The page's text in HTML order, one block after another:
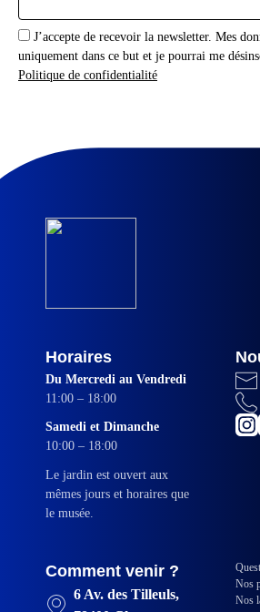
J’accepte de recevoir la newsletter. Mes
uniquement dans ce but et je pourrai me
Politique de confidentialité
Horaires
Du Mercredi au Vendredi
11:00 – 18:00
Samedi et Dimanche
10:00 – 18:00
Le jardin est ouvert aux
mêmes jours et horaires que
le musée.
Comment venir ?
6 Av. des Tilleuls,
Nos
Nos